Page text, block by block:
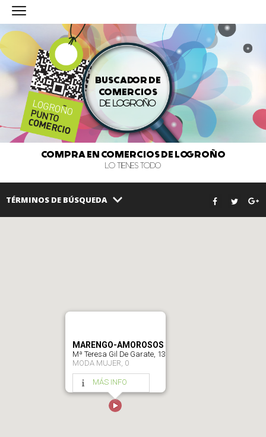
BUSCADOR DE
COMERCIOS
DE LOGROÑO
COMPRA EN COMERCIOS DE LOGROÑO
LO TIENES TODO
TÉRMINOS DE BÚSQUEDA
MARENGO-AMOROSOS
Mª Teresa Gil De Garate, 13
MODA MUJER, 0
MÁS INFO